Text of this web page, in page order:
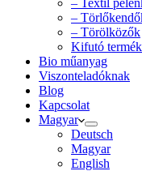
– Textil
–
– Törölközők
Kifutó
Bio műanyag
Viszonteladóknak
Blog
Kapcsolat
Magyar
Deutsch
Magyar
English